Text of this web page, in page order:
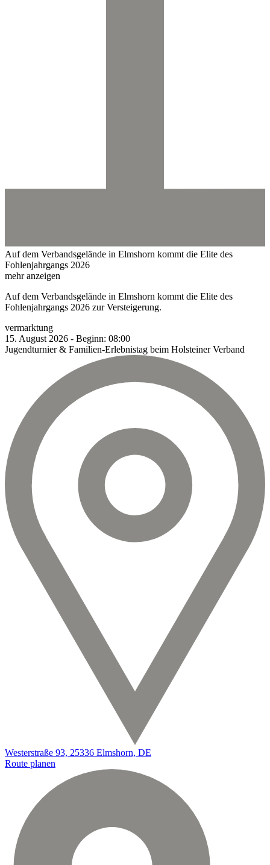
Auf dem Verbandsgelände in Elmshorn kommt die Elite des
Fohlenjahrgangs 2026
mehr anzeigen
Auf dem Verbandsgelände in Elmshorn kommt die Elite des
Fohlenjahrgangs 2026 zur Versteigerung.
vermarktung
15. August 2026 - Beginn: 08:00
Jugendturnier & Familien-Erlebnistag beim Holsteiner Verband
Westerstraße 93, 25336 Elmshorn, DE
Route planen